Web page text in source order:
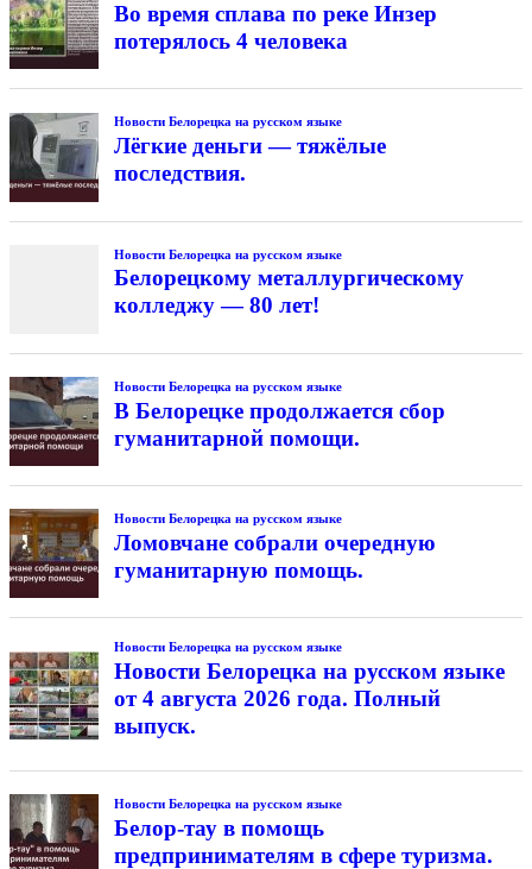
Во время сплава по реке Инзер
потерялось 4 человека
Новости Белорецка на русском языке
Лёгкие деньги — тяжёлые
последствия.
Новости Белорецка на русском языке
Белорецкому металлургическому
колледжу — 80 лет!
Новости Белорецка на русском языке
В Белорецке продолжается сбор
гуманитарной помощи.
Новости Белорецка на русском языке
Ломовчане собрали очередную
гуманитарную помощь.
Новости Белорецка на русском языке
Новости Белорецка на русском языке
от 4 августа 2026 года. Полный
выпуск.
Новости Белорецка на русском языке
Белор-тау в помощь
предпринимателям в сфере туризма.